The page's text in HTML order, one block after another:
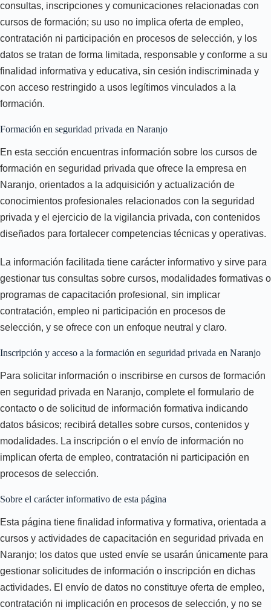
consultas, inscripciones y comunicaciones relacionadas con
cursos de formación; su uso no implica oferta de empleo,
contratación ni participación en procesos de selección, y los
datos se tratan de forma limitada, responsable y conforme a su
finalidad informativa y educativa, sin cesión indiscriminada y
con acceso restringido a usos legítimos vinculados a la
formación.
Formación en seguridad privada en Naranjo
En esta sección encuentras información sobre los cursos de
formación en seguridad privada que ofrece la empresa en
Naranjo, orientados a la adquisición y actualización de
conocimientos profesionales relacionados con la seguridad
privada y el ejercicio de la vigilancia privada, con contenidos
diseñados para fortalecer competencias técnicas y operativas.
La información facilitada tiene carácter informativo y sirve para
gestionar tus consultas sobre cursos, modalidades formativas o
programas de capacitación profesional, sin implicar
contratación, empleo ni participación en procesos de
selección, y se ofrece con un enfoque neutral y claro.
Inscripción y acceso a la formación en seguridad privada en Naranjo
Para solicitar información o inscribirse en cursos de formación
en seguridad privada en Naranjo, complete el formulario de
contacto o de solicitud de información formativa indicando
datos básicos; recibirá detalles sobre cursos, contenidos y
modalidades. La inscripción o el envío de información no
implican oferta de empleo, contratación ni participación en
procesos de selección.
Sobre el carácter informativo de esta página
Esta página tiene finalidad informativa y formativa, orientada a
cursos y actividades de capacitación en seguridad privada en
Naranjo; los datos que usted envíe se usarán únicamente para
gestionar solicitudes de información o inscripción en dichas
actividades. El envío de datos no constituye oferta de empleo,
contratación ni implicación en procesos de selección, y no se